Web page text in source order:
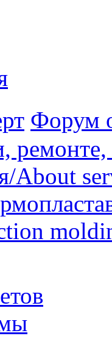
Форум
About